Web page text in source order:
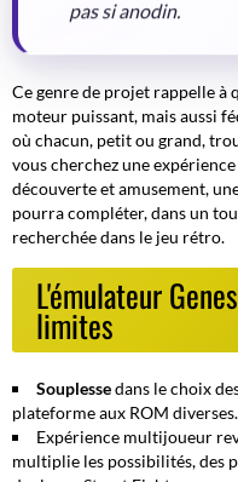
pas si anodin.
Ce genre de projet rappelle à
moteur puissant, mais aussi
où chacun, petit ou grand,
vous cherchez une
découverte et amusement,
pourra compléter, dans un
recherchée dans le jeu rétro.
L'émulateur
limites
Souplessedans le choix
plateforme aux ROM diverses.
Expérience multijoueur
multiplie les possibilités, des